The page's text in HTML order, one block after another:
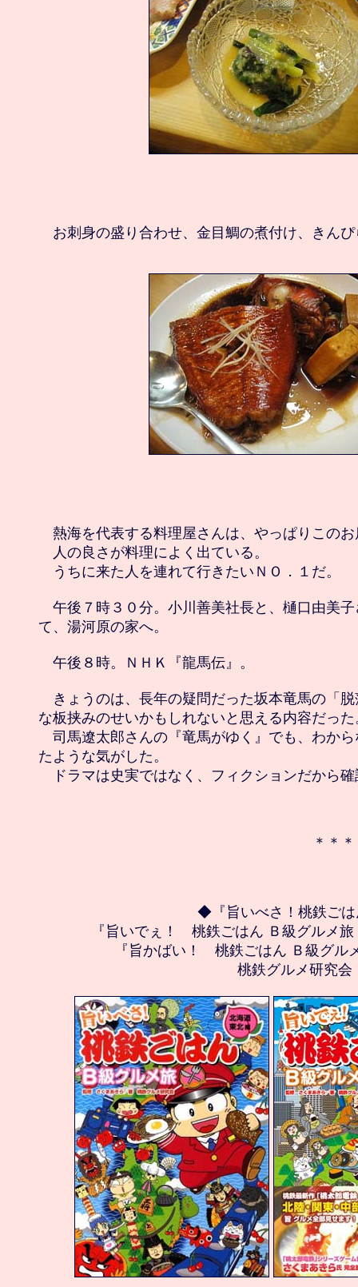
熱海を代表する料理屋さんは、やっぱりこのお
人の良さが料理によく出ている。
うちに来た人を連れて行きたいＮＯ．１だ。
午後７時３０分。小川善美社長と、樋口由美
て、湯河原の家へ。
午後８時。ＮＨＫ『龍馬伝』。
きょうのは、長年の疑問だった坂本竜馬の「
な板挟みのせいかもしれないと思える内容だった
司馬遼太郎さんの『竜馬がゆく』でも、わか
たような気がした。
ドラマは史実ではなく、フィクションだから
＊＊＊
◆『旨いべさ！桃鉄ご
『旨いでぇ！　桃鉄ごはん Ｂ級グルメ
『旨かばい！　桃鉄ごはん Ｂ級グ